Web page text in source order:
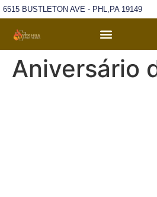
6515 BUSTLETON AVE - PHL,PA 19149
Aniversário